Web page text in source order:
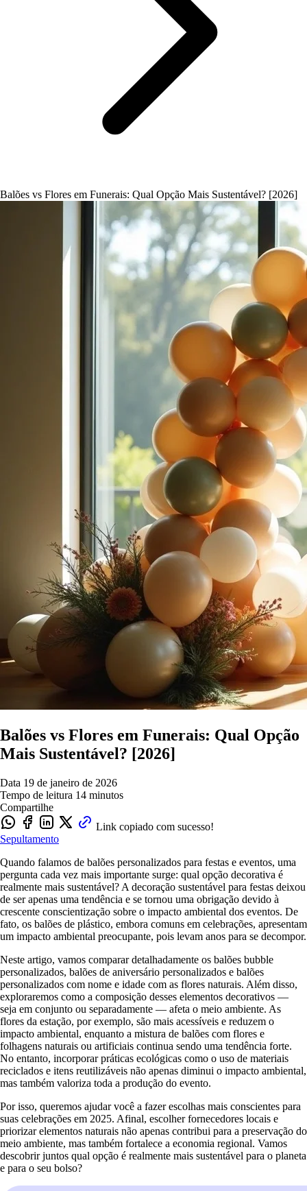
Balões vs Flores em Funerais: Qual Opção Mais Sustentável? [2026]
Balões vs Flores em Funerais: Qual Opção
Mais Sustentável? [2026]
Data 19 de janeiro de 2026
Tempo de leitura 14 minutos
Compartilhe
Link copiado com sucesso!
Sepultamento
Quando falamos de balões personalizados para festas e eventos, uma
pergunta cada vez mais importante surge: qual opção decorativa é
realmente mais sustentável? A decoração sustentável para festas deixou
de ser apenas uma tendência e se tornou uma obrigação devido à
crescente conscientização sobre o impacto ambiental dos eventos. De
fato, os balões de plástico, embora comuns em celebrações, apresentam
um impacto ambiental preocupante, pois levam anos para se decompor.
Neste artigo, vamos comparar detalhadamente os balões bubble
personalizados, balões de aniversário personalizados e balões
personalizados com nome e idade com as flores naturais. Além disso,
exploraremos como a composição desses elementos decorativos —
seja em conjunto ou separadamente — afeta o meio ambiente. As
flores da estação, por exemplo, são mais acessíveis e reduzem o
impacto ambiental, enquanto a mistura de balões com flores e
folhagens naturais ou artificiais continua sendo uma tendência forte.
No entanto, incorporar práticas ecológicas como o uso de materiais
reciclados e itens reutilizáveis não apenas diminui o impacto ambiental,
mas também valoriza toda a produção do evento.
Por isso, queremos ajudar você a fazer escolhas mais conscientes para
suas celebrações em 2025. Afinal, escolher fornecedores locais e
priorizar elementos naturais não apenas contribui para a preservação do
meio ambiente, mas também fortalece a economia regional. Vamos
descobrir juntos qual opção é realmente mais sustentável para o planeta
e para o seu bolso?